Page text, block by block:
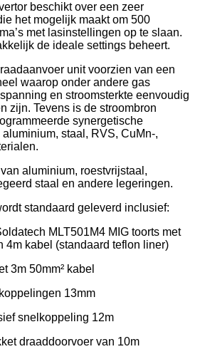
beschikt over een zeer
het mogelijk maakt om 500
met lasinstellingen op te slaan.
de ideale settings beheert.
unit voorzien van een
waarop onder andere gas
en stroomsterkte eenvoudig
zijn. Tevens is de stroombron
synergetische
staal, RVS, CuMn-,
aluminium, roestvrijstaal,
staal en andere legeringen.
standaard geleverd inclusief:
MLT501M4 MIG toorts met
4m kabel (standaard teflon liner)
3m 50mm² kabel
13mm
snelkoppeling 12m
draaddoorvoer van 10m